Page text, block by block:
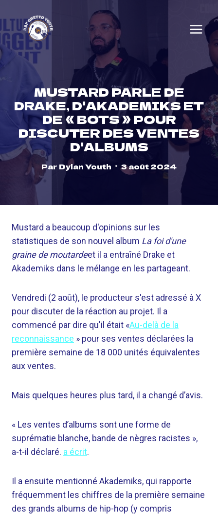
to
content
MUSTARD PARLE DE
DRAKE, D'AKADEMIKS ET
DE « BOTS » POUR
DISCUTER DES VENTES
D'ALBUMS
Par Dylan Youth 3 août 2024
Mustard a beaucoup d'opinions sur les
statistiques de son nouvel album La foi d'une
graine de moutardeet il a entraîné Drake et
Akademiks dans le mélange en les partageant.
Vendredi (2 août), le producteur s'est adressé à X
pour discuter de la réaction au projet. Il a
commencé par dire qu'il était «Au-delà de la
reconnaissance » pour ses ventes déclarées la
première semaine de 18 000 unités équivalentes
aux ventes.
Mais quelques heures plus tard, il a changé d’avis.
« Les ventes d’albums sont une forme de
suprématie blanche, bande de nègres racistes »,
a-t-il déclaré. a écrit.
Il a ensuite mentionné Akademiks, qui rapporte
fréquemment les chiffres de la première semaine
des grands albums de hip-hop (y compris